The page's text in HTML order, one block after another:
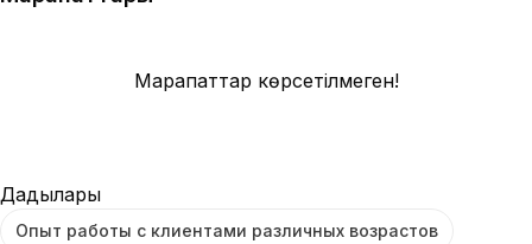
Марапаттар көрсетілмеген!
Дағдылары
Опыт работы с клиентами различных возрастов